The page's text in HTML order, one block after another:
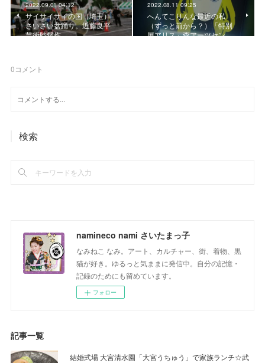
2022.09.01 04:12
サイサイサイの国（埼玉）
さいさい盆踊り。近藤良平
芸術監督作
2022.08.11 09:25
へんてこりんな最近の私
（ずっと前から？）「特別
展アリス」森アーツセン…
0コメント
検索
namineco nami さいたまっ子
なみねこ なみ。アート、カルチャー、街、着物、黒
猫が好き。ゆるっと気ままに発信中。自分の記憶・
記録のためにも留めています。
フォロー
記事一覧
結婚式場 大宮清水園「大宮うちゅう」で家族ランチ☆武